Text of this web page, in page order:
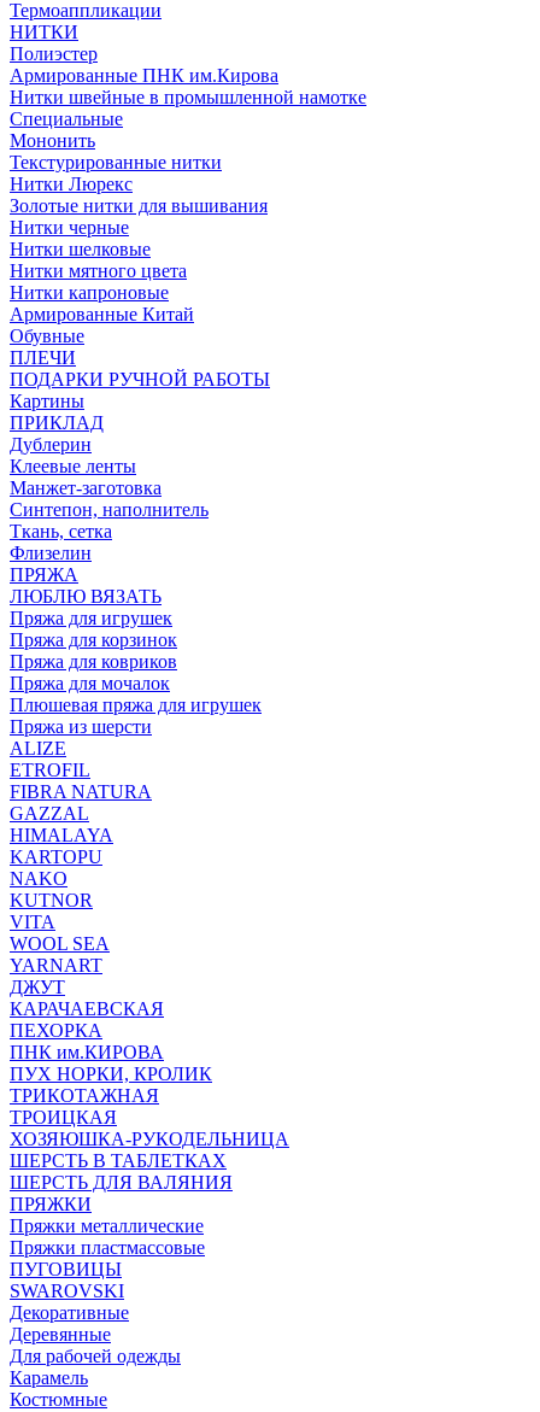
Термоаппликации
НИТКИ
Полиэстер
Армированные ПНК им.Кирова
Нитки швейные в промышленной намотке
Специальные
Мононить
Текстурированные нитки
Нитки Люрекс
Золотые нитки для вышивания
Нитки черные
Нитки шелковые
Нитки мятного цвета
Нитки капроновые
Армированные Китай
Обувные
ПЛЕЧИ
ПОДАРКИ РУЧНОЙ РАБОТЫ
Картины
ПРИКЛАД
Дублерин
Клеевые ленты
Манжет-заготовка
Синтепон, наполнитель
Ткань, сетка
Флизелин
ПРЯЖА
ЛЮБЛЮ ВЯЗАТЬ
Пряжа для игрушек
Пряжа для корзинок
Пряжа для ковриков
Пряжа для мочалок
Плюшевая пряжа для игрушек
Пряжа из шерсти
ALIZE
ETROFIL
FIBRA NATURA
GAZZAL
HIMALAYA
KARTOPU
NAKO
KUTNOR
VITA
WOOL SEA
YARNART
ДЖУТ
КАРАЧАЕВСКАЯ
ПЕХОРКА
ПНК им.КИРОВА
ПУХ НОРКИ, КРОЛИК
ТРИКОТАЖНАЯ
ТРОИЦКАЯ
ХОЗЯЮШКА-РУКОДЕЛЬНИЦА
ШЕРСТЬ В ТАБЛЕТКАХ
ШЕРСТЬ ДЛЯ ВАЛЯНИЯ
ПРЯЖКИ
Пряжки металлические
Пряжки пластмассовые
ПУГОВИЦЫ
SWAROVSKI
Декоративные
Деревянные
Для рабочей одежды
Карамель
Костюмные